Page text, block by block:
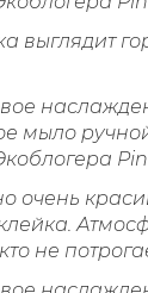
выглядит
очень
не